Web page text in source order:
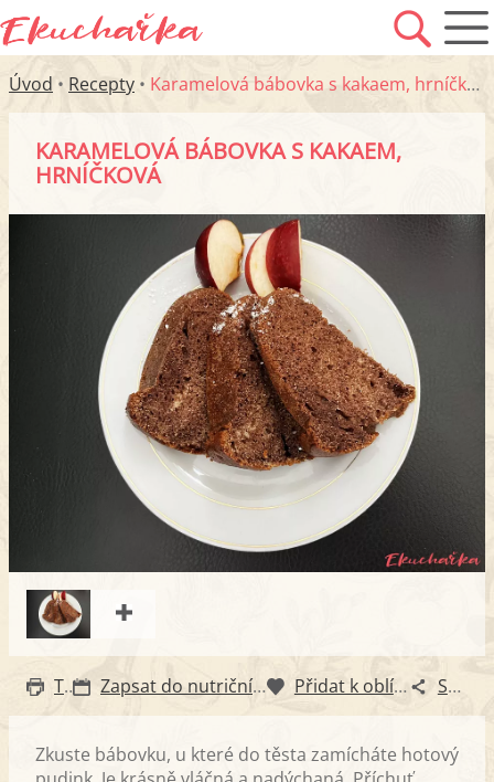
Úvod • Recepty • Karamelová bábovka s kakaem, hrníčková
KARAMELOVÁ BÁBOVKA S KAKAEM,
HRNÍČKOVÁ
Tisk Zapsat do nutričního diáře Přidat k oblíbeným Sdílet
Zkuste bábovku, u které do těsta zamícháte hotový